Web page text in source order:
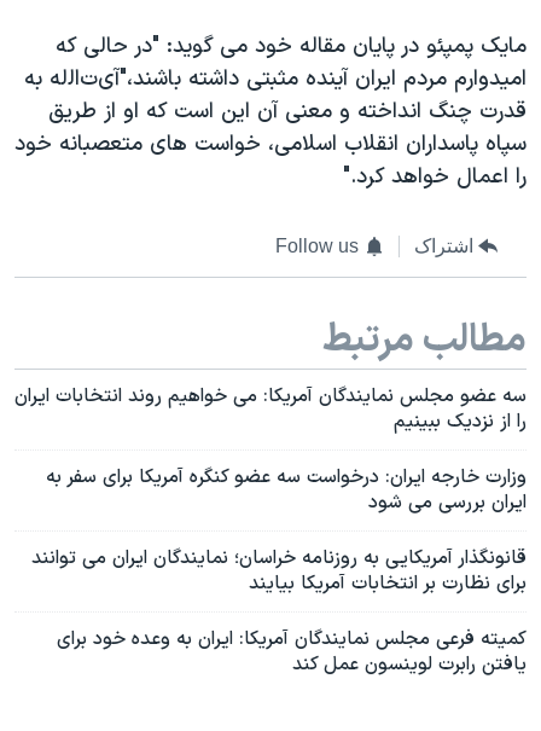
مایک پمپئو در پایان مقاله خود می گوید: "در حالی که
امیدوارم مردم ایران آینده مثبتی داشته باشند،"آیتاﻟله به
قدرت چنگ انداخته و معنی آن این است که او از طریق
سپاه پاسداران انقلاب اسلامی، خواست های متعصبانه خود
را اعمال خواهد کرد."
اشتراک Follow us
مطالب مرتبط
سه عضو مجلس نمایندگان آمریکا: می خواهیم روند انتخابات ایران
را از نزدیک ببینیم
وزارت خارجه ایران: درخواست سه عضو کنگره آمریکا برای سفر به
ایران بررسی می شود
قانونگذار آمریکایی به روزنامه خراسان؛ نمایندگان ایران می توانند
برای نظارت بر انتخابات آمریکا بیایند
کمیته فرعی مجلس نمایندگان آمریکا: ایران به وعده خود برای
یافتن رابرت لوینسون عمل کند